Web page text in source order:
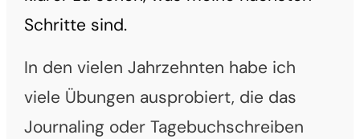
Schritte sind.
In den vielen Jahrzehnten habe ich
viele Übungen ausprobiert, die das
Journaling oder Tagebuchschreiben